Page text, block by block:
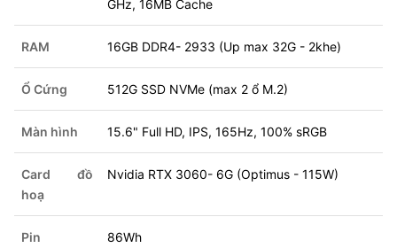
GHz, 16MB Cache
RAM 16GB DDR4- 2933 (Up max 32G - 2khe)
Ổ Cứng 512G SSD NVMe (max 2 ổ M.2)
Màn hình 15.6" Full HD, IPS, 165Hz, 100% sRGB
Card đồ
hoạ
Nvidia RTX 3060- 6G (Optimus - 115W)
Pin 86Wh